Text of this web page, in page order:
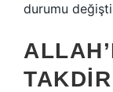
durumu